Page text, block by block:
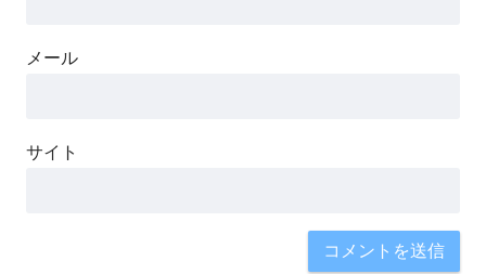
メール
サイト